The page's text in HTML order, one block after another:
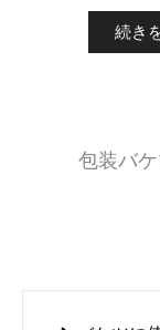
続き
包装バ